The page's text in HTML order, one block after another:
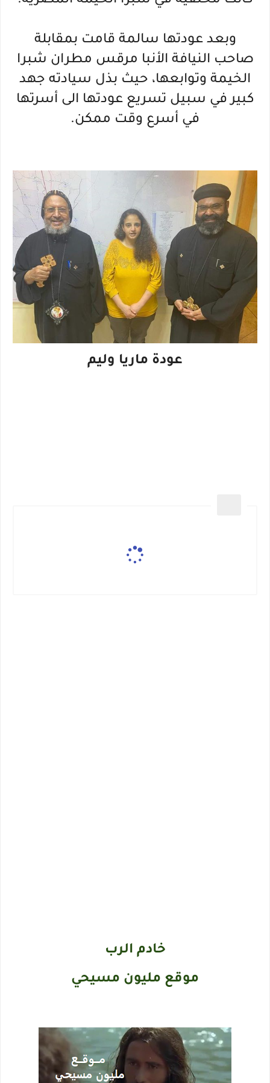
وبعد عودتها سالمة قامت بمقابلة
صاحب النيافة الأنبا مرقس مطران شبرا
الخيمة وتوابعها، حيث بذل سيادته جهد
كبير في سبيل تسريع عودتها الى أسرتها
في أسرع وقت ممكن.
عودة ماريا وليم
خادم الرب
موقع مليون مسيحي